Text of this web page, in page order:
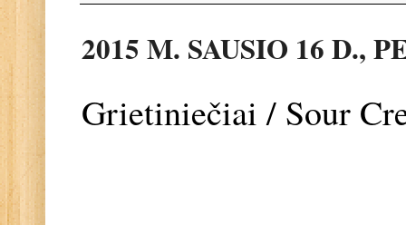
2015 M. SAUSIO 16 D.,
Grietiniečiai / Sour